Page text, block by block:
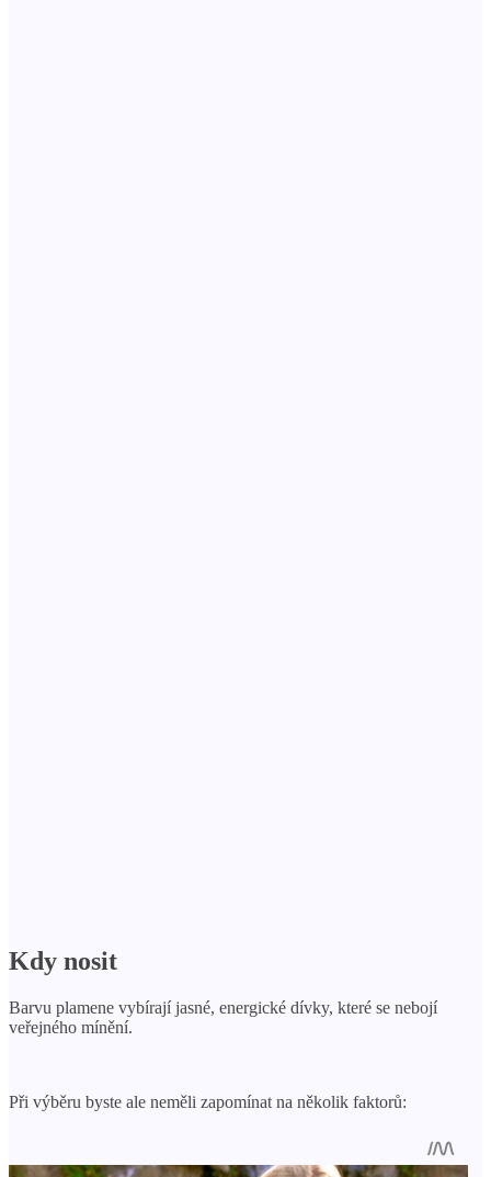
Kdy nosit
Barvu plamene vybírají jasné, energické dívky, které se nebojí
veřejného mínění.
Při výběru byste ale neměli zapomínat na několik faktorů: